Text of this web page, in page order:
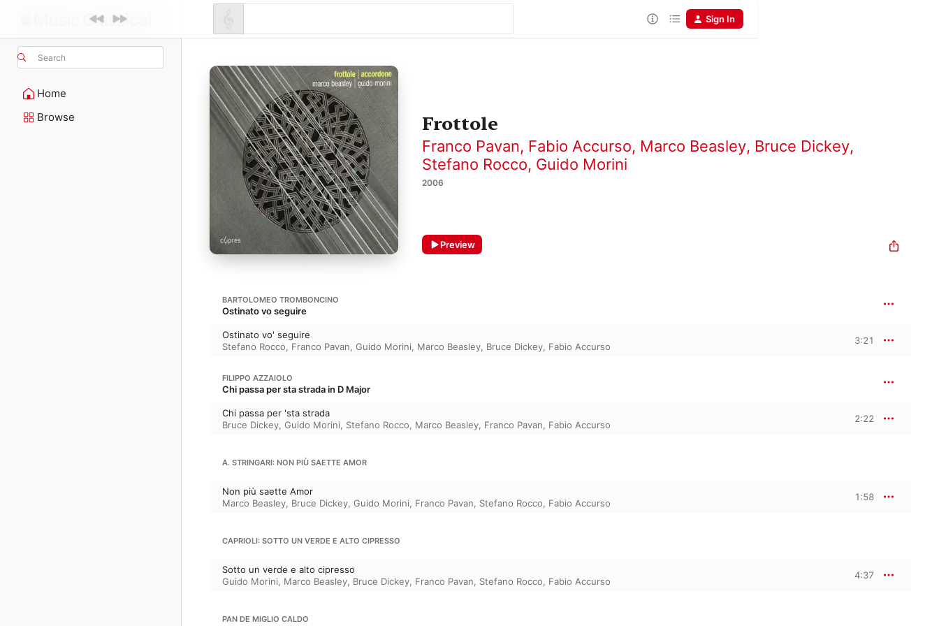
Search
Home
Browse
Sign In
Frottole
Franco Pavan, Fabio Accurso, Marco Beasley, Bruce Dickey,
Stefano Rocco, Guido Morini
2006
Preview
BARTOLOMEO TROMBONCINO
Ostinato vo seguire
Ostinato vo' seguire
Stefano Rocco, Franco Pavan, Guido Morini, Marco Beasley, Bruce Dickey, Fabio Accurso
3:21
FILIPPO AZZAIOLO
Chi passa per sta strada in D Major
Chi passa per 'sta strada
Bruce Dickey, Guido Morini, Stefano Rocco, Marco Beasley, Franco Pavan, Fabio Accurso
2:22
A. STRINGARI: NON PIÙ SAETTE AMOR
Non più saette Amor
Marco Beasley, Bruce Dickey, Guido Morini, Franco Pavan, Stefano Rocco, Fabio Accurso
1:58
CAPRIOLI: SOTTO UN VERDE E ALTO CIPRESSO
Sotto un verde e alto cipresso
Guido Morini, Marco Beasley, Bruce Dickey, Franco Pavan, Stefano Rocco, Fabio Accurso
4:37
PAN DE MIGLIO CALDO